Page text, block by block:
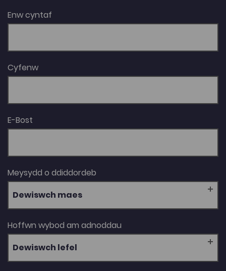
Enw cyntaf
Cyfenw
E-Bost
Meysydd o ddiddordeb
Dewiswch maes
Hoffwn wybod am adnoddau
Dewiswch lefel